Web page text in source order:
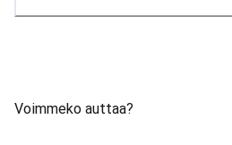
Voimmeko auttaa?